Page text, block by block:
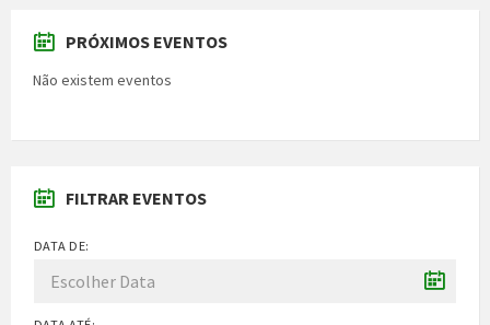
PRÓXIMOS EVENTOS
Não existem eventos
FILTRAR EVENTOS
DATA DE: